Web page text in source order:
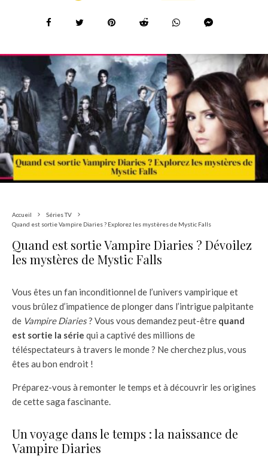
Accueil
Séries TV
Quand est sortie Vampire Diaries ? Explorez les mystères de Mystic Falls
Quand est sortie Vampire Diaries ? Dévoilez
les mystères de Mystic Falls
Vous êtes un fan inconditionnel de l’univers vampirique et
vous brûlez d’impatience de plonger dans l’intrigue palpitante
de Vampire Diaries? Vous vous demandez peut-être quand
est sortie la série qui a captivé des millions de
téléspectateurs à travers le monde ? Ne cherchez plus, vous
êtes au bon endroit !
Préparez-vous à remonter le temps et à découvrir les origines
de cette saga fascinante.
Un voyage dans le temps : la naissance de
Vampire Diaries